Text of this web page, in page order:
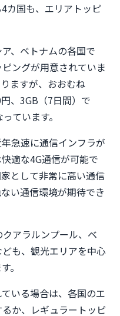
カ国も、エリアトッピ
、ベトナムの各国で
ングが用意されていま
ますが、おおむね
、3GB（7日間）で
ています。
急速に通信インフラが
適な4G通信が可能で
として非常に高い通信
い通信環境が期待でき
アラルンプール、ベ
も、観光エリアを中心
。
いる場合は、各国のエ
か、レギュラートッピ